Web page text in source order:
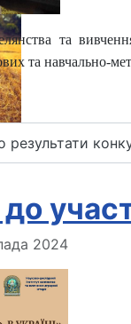
та
та навчально-
результати
2024